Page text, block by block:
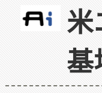
米